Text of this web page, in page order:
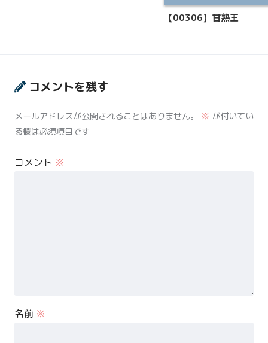
【00306】甘熟王
コメントを残す
メールアドレスが公開されることはありません。 ※ が付いてい
る欄は必須項目です
コメント ※
名前 ※